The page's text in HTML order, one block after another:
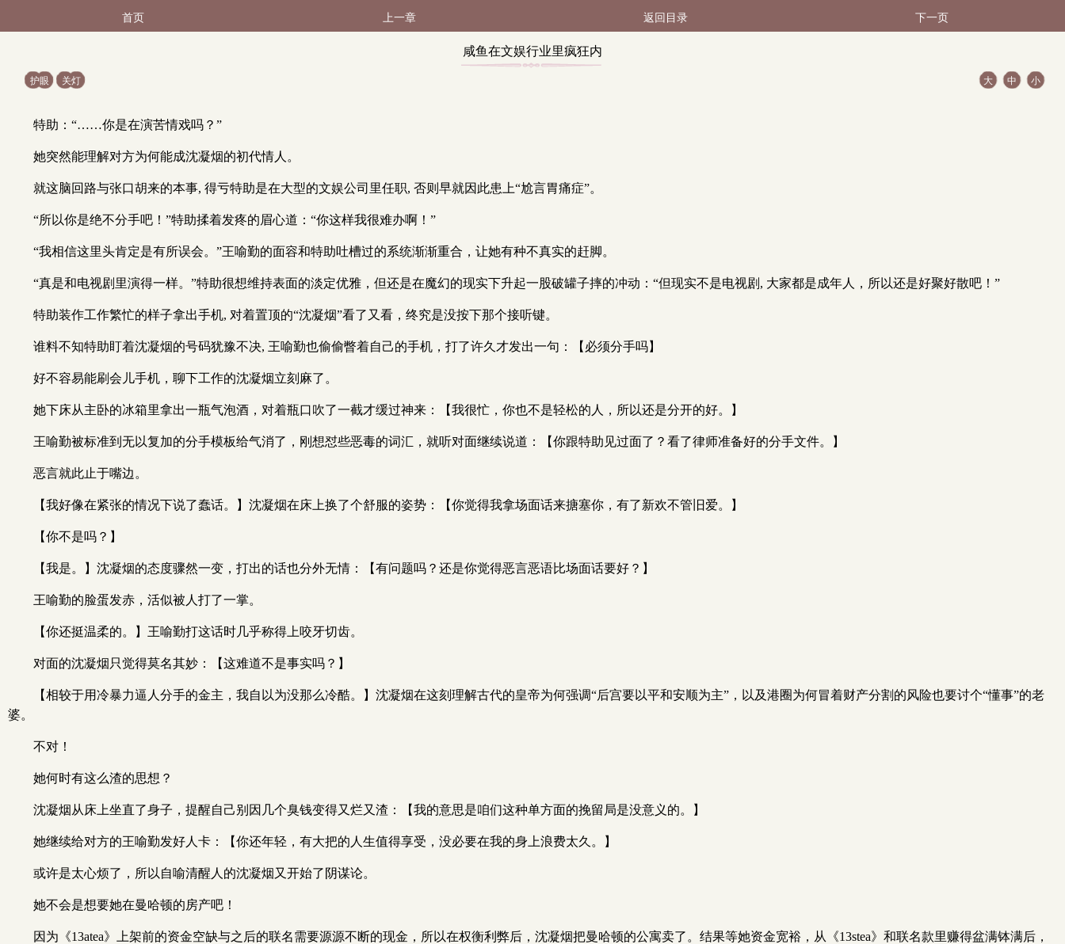
首页 上一章 返回目录 下一页
咸鱼在文娱行业里疯狂内
护眼 关灯 大 中 小
特助：“……你是在演苦情戏吗？”
她突然能理解对方为何能成沈凝烟的初代情人。
就这脑回路与张口胡来的本事, 得亏特助是在大型的文娱公司里任职, 否则早就因此患上“尬言胃痛症”。
“所以你是绝不分手吧！”特助揉着发疼的眉心道：“你这样我很难办啊！”
“我相信这里头肯定是有所误会。”王喻勤的面容和特助吐槽过的系统渐渐重合，让她有种不真实的赶脚。
“真是和电视剧里演得一样。”特助很想维持表面的淡定优雅，但还是在魔幻的现实下升起一股破罐子摔的冲动：“但现实不是电视剧, 大家都是成年人，所以还是好聚好散吧！”
特助装作工作繁忙的样子拿出手机, 对着置顶的“沈凝烟”看了又看，终究是没按下那个接听键。
谁料不知特助盯着沈凝烟的号码犹豫不决, 王喻勤也偷偷瞥着自己的手机，打了许久才发出一句：【必须分手吗】
好不容易能刷会儿手机，聊下工作的沈凝烟立刻麻了。
她下床从主卧的冰箱里拿出一瓶气泡酒，对着瓶口吹了一截才缓过神来：【我很忙，你也不是轻松的人，所以还是分开的好。】
王喻勤被标准到无以复加的分手模板给气消了，刚想怼些恶毒的词汇，就听对面继续说道：【你跟特助见过面了？看了律师准备好的分手文件。】
恶言就此止于嘴边。
【我好像在紧张的情况下说了蠢话。】沈凝烟在床上换了个舒服的姿势：【你觉得我拿场面话来搪塞你，有了新欢不管旧爱。】
【你不是吗？】
【我是。】沈凝烟的态度骤然一变，打出的话也分外无情：【有问题吗？还是你觉得恶言恶语比场面话要好？】
王喻勤的脸蛋发赤，活似被人打了一掌。
【你还挺温柔的。】王喻勤打这话时几乎称得上咬牙切齿。
对面的沈凝烟只觉得莫名其妙：【这难道不是事实吗？】
【相较于用冷暴力逼人分手的金主，我自以为没那么冷酷。】沈凝烟在这刻理解古代的皇帝为何强调“后宫要以平和安顺为主”，以及港圈为何冒着财产分割的风险也要讨个“懂事”的老
婆。
不对！
她何时有这么渣的思想？
沈凝烟从床上坐直了身子，提醒自己别因几个臭钱变得又烂又渣：【我的意思是咱们这种单方面的挽留局是没意义的。】
她继续给对方的王喻勤发好人卡：【你还年轻，有大把的人生值得享受，没必要在我的身上浪费太久。】
或许是太心烦了，所以自喻清醒人的沈凝烟又开始了阴谋论。
她不会是想要她在曼哈顿的房产吧！
因为《13atea》上架前的资金空缺与之后的联名需要源源不断的现金，所以在权衡利弊后，沈凝烟把曼哈顿的公寓卖了。结果等她资金宽裕，从《13stea》和联名款里赚得盆满钵满后，